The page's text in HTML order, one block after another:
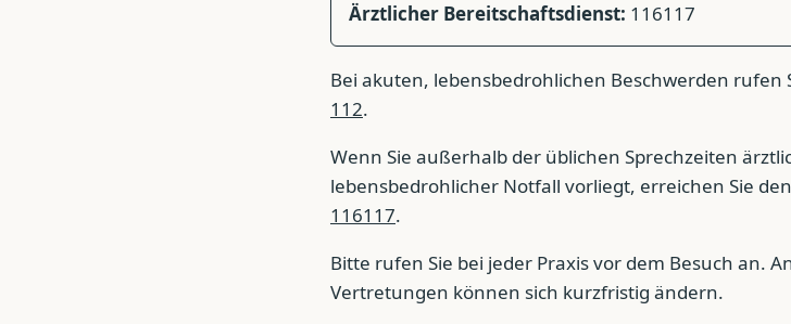
Ärztlicher Bereitschaftsdienst: 116117
Bei akuten, lebensbedrohlichen Beschwerden
112.
Wenn Sie außerhalb der üblichen Sprechzeiten
lebensbedrohlicher Notfall vorliegt, erreichen Sie
116117.
Bitte rufen Sie bei jeder Praxis vor dem Besuch an.
Vertretungen können sich kurzfristig ändern.